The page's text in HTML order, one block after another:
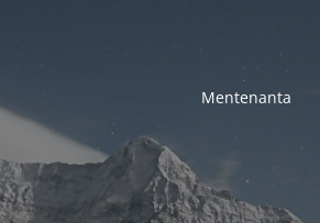
Mentenanta